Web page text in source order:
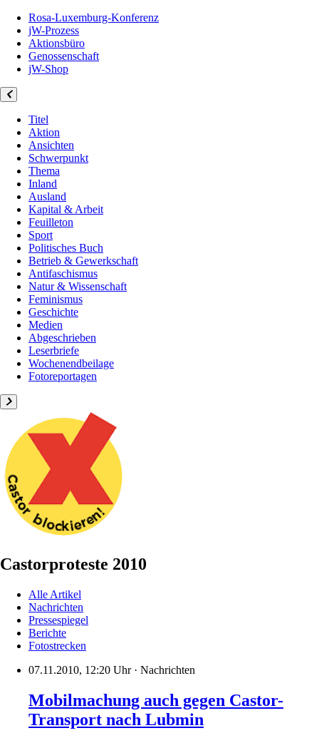
Rosa-Luxemburg-Konferenz
jW-Prozess
Aktionsbüro
Genossenschaft
jW-Shop
Titel
Aktion
Ansichten
Schwerpunkt
Thema
Inland
Ausland
Kapital & Arbeit
Feuilleton
Sport
Politisches Buch
Betrieb & Gewerkschaft
Antifaschismus
Natur & Wissenschaft
Feminismus
Geschichte
Medien
Abgeschrieben
Leserbriefe
Wochenendbeilage
Fotoreportagen
Castorproteste 2010
Alle Artikel
Nachrichten
Pressespiegel
Berichte
Fotostrecken
07.11.2010, 12:20 Uhr· Nachrichten
Mobilmachung auch gegen Castor-
Transport nach Lubmin